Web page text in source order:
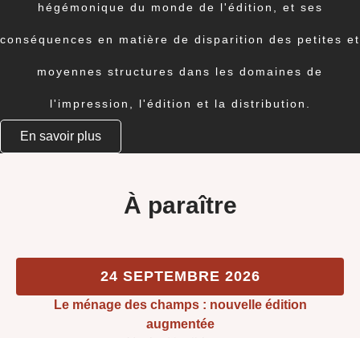
hégémonique du monde de l'édition, et ses
conséquences en matière de disparition des petites et
moyennes structures dans les domaines de
l'impression, l'édition et la distribution.
En savoir plus
À paraître
24 SEPTEMBRE 2026
Le ménage des champs : nouvelle édition
augmentée